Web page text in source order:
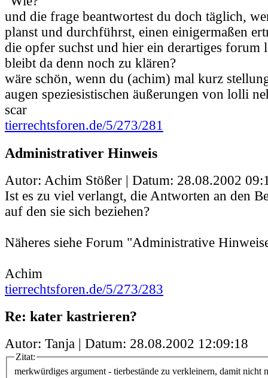
und die frage beantwortest du doch täglich,
planst und durchführst, einen einigermaßen
die opfer suchst und hier ein derartiges forum
bleibt da denn noch zu klären?
wäre schön, wenn du (achim) mal kurz
augen speziesistischen äußerungen von lolli
scar
tierrechtsforen.de/5/273/281
Administrativer Hinweis
Autor: Achim Stößer | Datum: 28.08.2002
Ist es zu viel verlangt, die Antworten an den
auf den sie sich beziehen?
Näheres siehe Forum "Administrative
Achim
tierrechtsforen.de/5/273/283
Re: kater kastrieren?
Autor: Tanja | Datum: 28.08.2002 12:09:18
Zitat:
merkwürdiges argument - tierbestände zu verkleinern, damit nicht